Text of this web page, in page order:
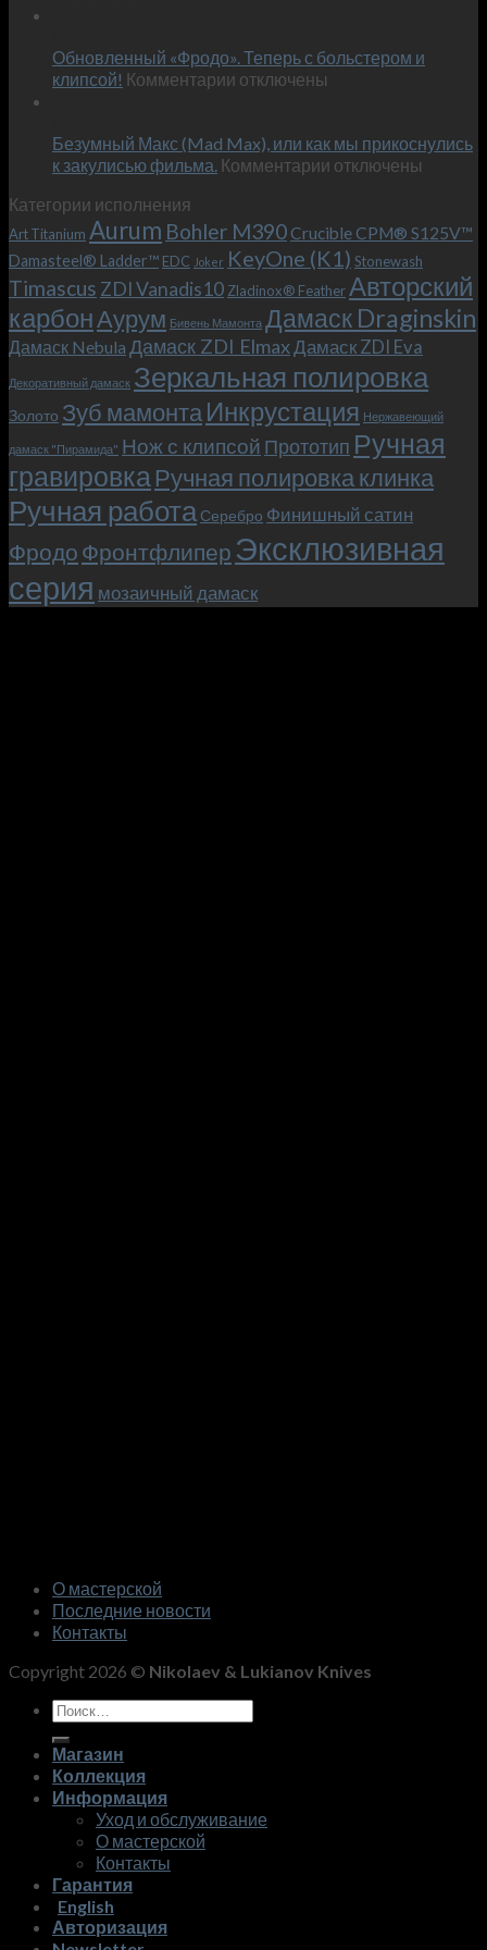
–
и
KeyOne
Обновленный «Фродо». Теперь с больстером и
клипсой! Комментарии к
«Фродо».
Теперь
и
клипсой!
отключены
Безумный Макс (Mad Max), или как мы прикоснулись
к закулисью фильма. Комментарии к
Макс
(Mad
Max),
или
как
мы
прикоснулись
к
фильма.
отключены
Категории исполнения
Art Titanium Aurum Bohler M390Crucible CPM® S125V™
Damasteel® Ladder™ EDC Joker KeyOne (K1) Stonewash
Timascus ZDI Vanadis10 Zladinox® FeatherАвторский
карбонАурум Бивень Мамонта Дамаск Draginskin
Дамаск Nebula Дамаск ZDI ElmaxДамаск ZDI Eva
Декоративный дамаск Зеркальная полировка
Золото Зуб мамонтаИнкрустация Нержавеющий
дамаск "Пирамида" Нож с клипсой Прототип Ручная
гравировкаРучная полировка клинка
Ручная работа Серебро Финишный сатин
Фродо Фронтфлипер Эксклюзивная
серия мозаичный дамаск
О мастерской
Последние новости
Контакты
Copyright 2026 © Nikolaev & Lukianov Knives
Искать:
Магазин
Коллекция
Информация
Уход и обслуживание
О мастерской
Контакты
Гарантия
English
Авторизация